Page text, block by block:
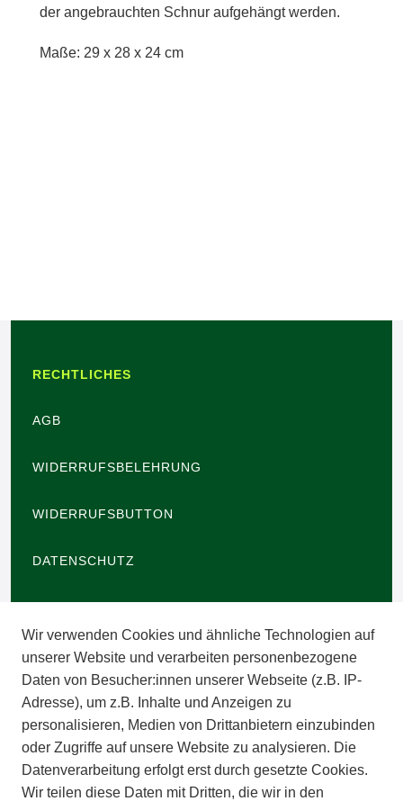
der angebrauchten Schnur aufgehängt werden.
Maße: 29 x 28 x 24 cm
RECHTLICHES
AGB
WIDERRUFSBELEHRUNG
WIDERRUFSBUTTON
DATENSCHUTZ
IMPRESSUM
INFORMATIONEN
ZAHLUNGSARTEN
VERSAND
Wir verwenden Cookies und ähnliche Technologien auf
unserer Website und verarbeiten personenbezogene
Daten von Besucher:innen unserer Webseite (z.B. IP-
Adresse), um z.B. Inhalte und Anzeigen zu
personalisieren, Medien von Drittanbietern einzubinden
oder Zugriffe auf unsere Website zu analysieren. Die
Datenverarbeitung erfolgt erst durch gesetzte Cookies.
Wir teilen diese Daten mit Dritten, die wir in den